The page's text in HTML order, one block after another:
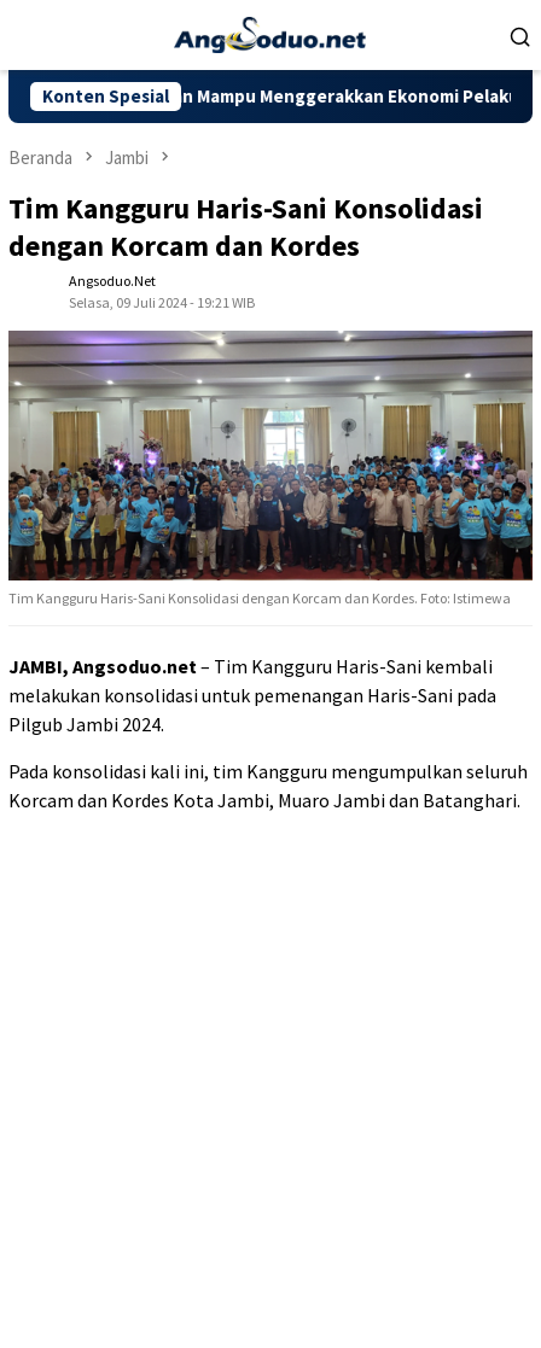
Konten Spesial
Mampu Menggerakkan Ekonomi Pelaku UMKM
Beranda Jambi
Tim Kangguru Haris-Sani Konsolidasi
dengan Korcam dan Kordes
Angsoduo.net
Selasa, 09 Juli 2024 - 19:21 WIB
Tim Kangguru Haris-Sani Konsolidasi dengan Korcam dan Kordes. Foto: Istimewa
JAMBI, Angsoduo.net– Tim Kangguru Haris-Sani kembali
melakukan konsolidasi untuk pemenangan Haris-Sani pada
Pilgub Jambi 2024.
Pada konsolidasi kali ini, tim Kangguru mengumpulkan seluruh
Korcam dan Kordes Kota Jambi, Muaro Jambi dan Batanghari.